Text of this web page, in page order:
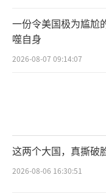
一份令美国极为尴尬
噬自身
2026-08-07 09:14:07
这两个大国，真撕破
2026-08-06 16:30:51